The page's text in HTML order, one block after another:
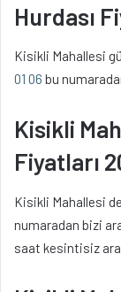
Hurdası
Kisikli Mahallesi
01 06 bu
Kisikli
Fiyatları
Kisikli Mahallesi
numaradan bizi
saat kesintisiz